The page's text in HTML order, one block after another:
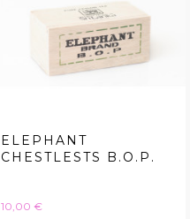
ELEPHANT
CHESTLESTS B.O.P.
Hinta
10,00 €